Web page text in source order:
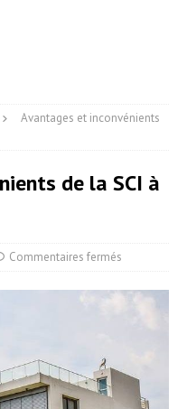
Avantages et inconvénients
de la SCI à
Commentaires fermés